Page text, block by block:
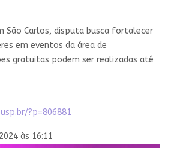
São Carlos, disputa busca fortalecer
em eventos da área de
gratuitas podem ser realizadas até
?p=806881
às 16:11